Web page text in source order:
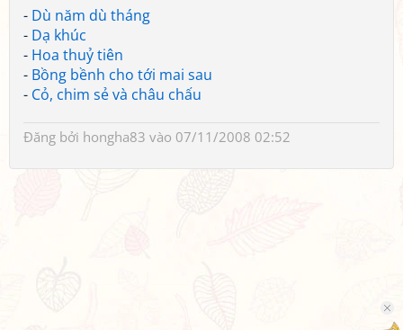
- Dù năm dù tháng
- Dạ khúc
- Hoa thuỷ tiên
- Bồng bềnh cho tới mai sau
- Cỏ, chim sẻ và châu chấu
Đăng bởi hongha83 vào 07/11/2008 02:52